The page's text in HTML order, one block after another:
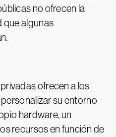
no ofrecen la
que algunas
ofrecen a los
su entorno
hardware, un
recursos en función de